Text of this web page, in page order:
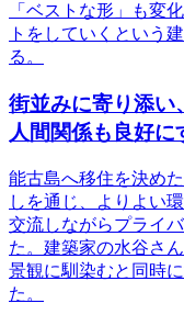
「ベストな形」も変
トをしていくという
る。
街並みに寄り添い
人間関係も良好に
能古島へ移住を決め
しを通じ、よりよい
交流しながらプライ
た。建築家の水谷さ
景観に馴染むと同時
た。